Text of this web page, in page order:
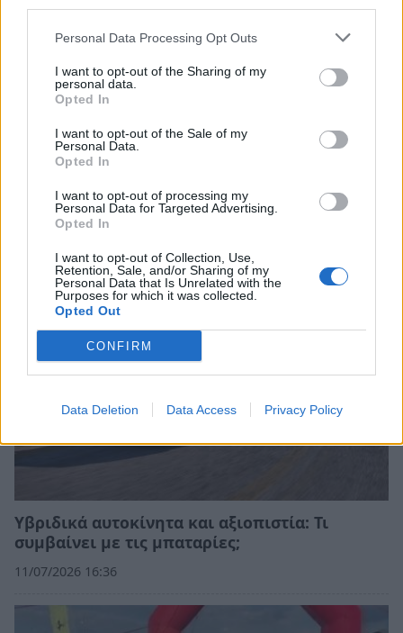
Personal Data Processing Opt Outs
I want to opt-out of the Sharing of my
personal data.
Opted In
I want to opt-out of the Sale of my
Personal Data.
Opted In
I want to opt-out of processing my
Personal Data for Targeted Advertising.
Opted In
I want to opt-out of Collection, Use,
Retention, Sale, and/or Sharing of my
Personal Data that Is Unrelated with the
Purposes for which it was collected.
Opted Out
CONFIRM
Data Deletion Data Access Privacy Policy
Tesla: Πόσο ασφαλές είναι το Autopilot;
Υβριδικά αυτοκίνητα και αξιοπιστία: Τι
συμβαίνει με τις μπαταρίες;
11/07/2026 16:36